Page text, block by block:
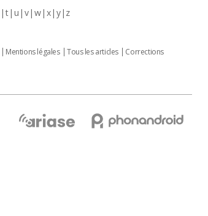
t u v w x y z
Mentions légales Tous les articles
Corrections